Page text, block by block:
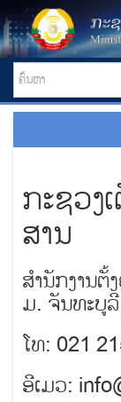
ກະຊວງ
ສານ
ສໍານັກງານ
ມ. ຈັນທະບູ
ໂທ: 021
ອີເມວ: